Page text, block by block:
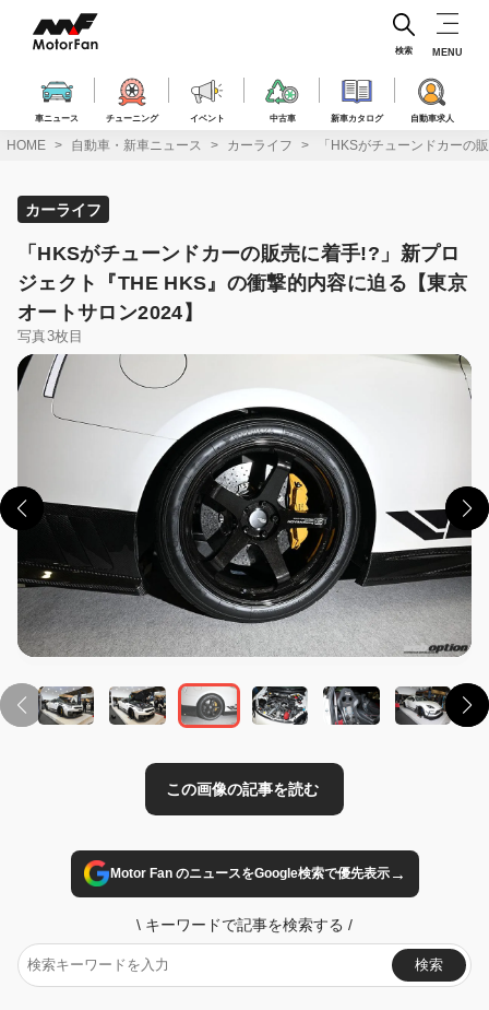
ス
車ニュース チューニング イベント 中古車 新車カタログ 自動車求人
検索 MENU
HOME 自動車・新車ニュース カーライフ 「HKSがチューンドカーの
カーライフ
「HKSがチューンドカーの販売に着手!?」新プロ
ジェクト『THE HKS』の衝撃的内容に迫る【東京
オートサロン2024】
写真3枚目
この画像の記事を読む
Motor Fan のニュースをGoogle検索で優先表示→
\ キーワードで記事を検索する /
検索